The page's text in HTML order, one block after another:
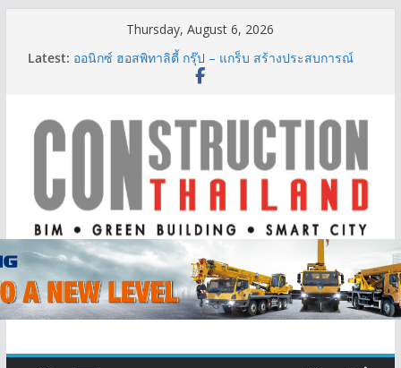
Thursday, August 6, 2026
Latest:
ผู้เชี่ยวชาญด้านวิศวกรรมโครงสร้างเสนอแผนปฏิรูป
มาตรฐานตั้งแต่การออกแบบถึงการตรวจสอบอาคารไทย
What You Love”
BCT Expo 2026 ชูแนวคิด “Empowering Net Zero in
Construction & Mining” ขับเคลื่อนอุตสาหกรรม
ก่อสร้างและเหมืองแร่สู่สังคมคาร์บอนต่ำอย่างยั่งยืน
ลลิล พร็อพเพอร์ตี้ ก้าวสู่ปีที่ 40 ยึดลูกค้าเป็นศูนย์กลาง
เดินหน้าสร้างการเติบโตอย่างยั่งยืน
IHG Hotels & Resorts เปิดตัว ฮอลิเดย์ อินน์ เอ็กซ์เพรส
อ่าวนางแห่งแรกในกระบี่